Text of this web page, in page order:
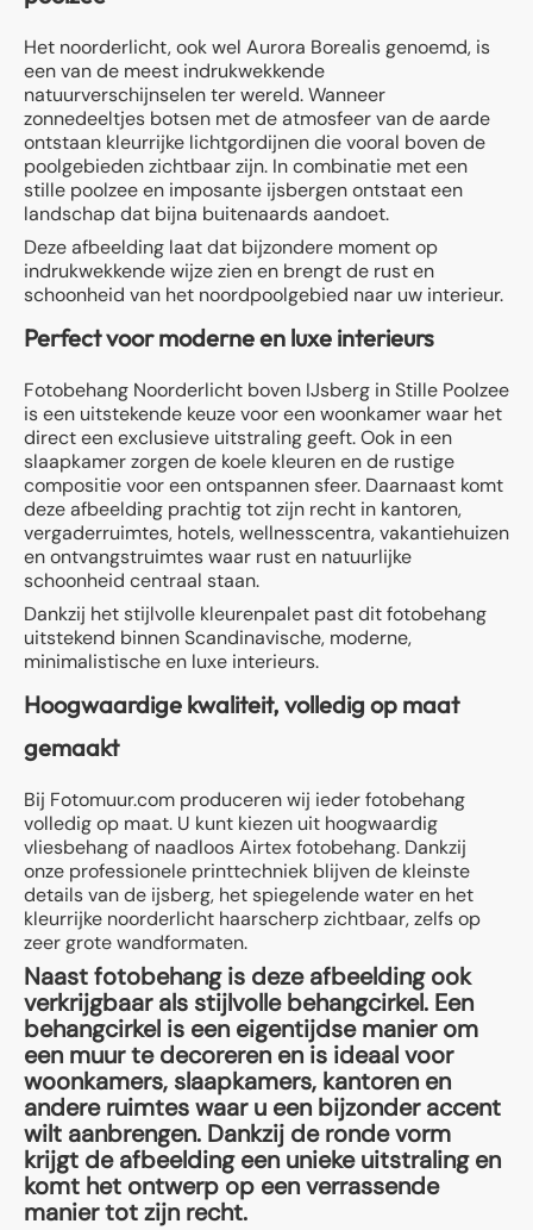
Het noorderlicht, ook wel Aurora Borealis genoemd, is
een van de meest indrukwekkende
natuurverschijnselen ter wereld. Wanneer
zonnedeeltjes botsen met de atmosfeer van de aarde
ontstaan kleurrijke lichtgordijnen die vooral boven de
poolgebieden zichtbaar zijn. In combinatie met een
stille poolzee en imposante ijsbergen ontstaat een
landschap dat bijna buitenaards aandoet.
Deze afbeelding laat dat bijzondere moment op
indrukwekkende wijze zien en brengt de rust en
schoonheid van het noordpoolgebied naar uw interieur.
Perfect voor moderne en luxe interieurs
Fotobehang Noorderlicht boven IJsberg in Stille Poolzee
is een uitstekende keuze voor een woonkamer waar het
direct een exclusieve uitstraling geeft. Ook in een
slaapkamer zorgen de koele kleuren en de rustige
compositie voor een ontspannen sfeer. Daarnaast komt
deze afbeelding prachtig tot zijn recht in kantoren,
vergaderruimtes, hotels, wellnesscentra, vakantiehuizen
en ontvangstruimtes waar rust en natuurlijke
schoonheid centraal staan.
Dankzij het stijlvolle kleurenpalet past dit fotobehang
uitstekend binnen Scandinavische, moderne,
minimalistische en luxe interieurs.
Hoogwaardige kwaliteit, volledig op maat
gemaakt
Bij Fotomuur.com produceren wij ieder fotobehang
volledig op maat. U kunt kiezen uit hoogwaardig
vliesbehang of naadloos Airtex fotobehang. Dankzij
onze professionele printtechniek blijven de kleinste
details van de ijsberg, het spiegelende water en het
kleurrijke noorderlicht haarscherp zichtbaar, zelfs op
zeer grote wandformaten.
Naast fotobehang is deze afbeelding ook
verkrijgbaar als stijlvolle behangcirkel. Een
behangcirkel is een eigentijdse manier om
een muur te decoreren en is ideaal voor
woonkamers, slaapkamers, kantoren en
andere ruimtes waar u een bijzonder accent
wilt aanbrengen. Dankzij de ronde vorm
krijgt de afbeelding een unieke uitstraling en
komt het ontwerp op een verrassende
manier tot zijn recht.